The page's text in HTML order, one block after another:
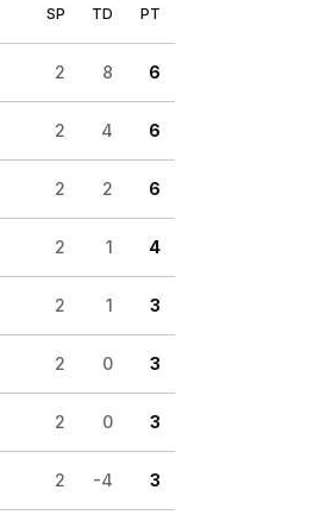
SP TD PT
2 8 6
2 4 6
2 2 6
2 1 4
2 1 3
2 0 3
2 0 3
2 -4 3